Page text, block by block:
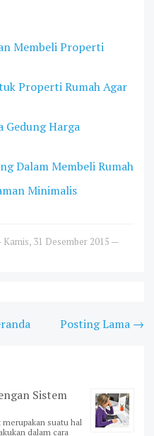
Membeli Properti
Properti Rumah Agar
Gedung Harga
Dalam Membeli Rumah
Minimalis
Kamis, 31 Desember 2015 —
Posting Lama →
Sistem
suatu hal
dalam cara